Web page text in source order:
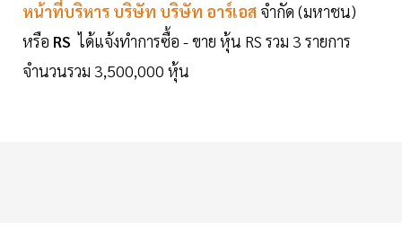
หน้าที่บริหาร บริษัท บริษัท อาร์เอส จำกัด (มหาชน)
หรือ RS ได้แจ้งทำการซื้อ - ขาย หุ้น RS รวม 3 รายการ
จำนวนรวม 3,500,000 หุ้น